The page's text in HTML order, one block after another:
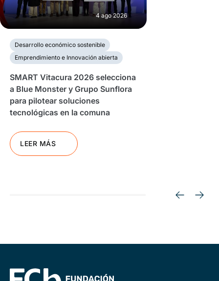
4 ago 2026
Desarrollo económico sostenible
Emprendimiento e Innovación abierta
SMART Vitacura 2026 selecciona
a Blue Monster y Grupo Sunflora
para pilotear soluciones
tecnológicas en la comuna
LEER MÁS